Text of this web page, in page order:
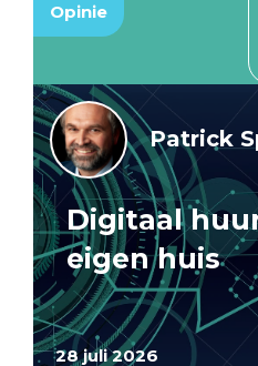
Opinie
28 juli 2026
Patrick
Digitaal
eigen huis